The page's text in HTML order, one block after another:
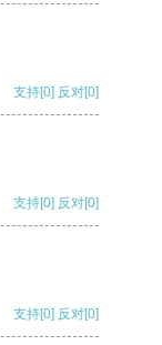
支持[0] 反对[0]
支持[0] 反对[0]
支持[0] 反对[0]